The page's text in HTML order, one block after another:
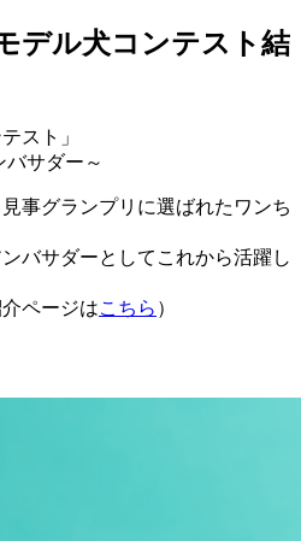
デル犬コンテスト結
スト」
バサダー～
事グランプリに選ばれたワンち
バサダーとしてこれから活躍し
ページはこちら ）